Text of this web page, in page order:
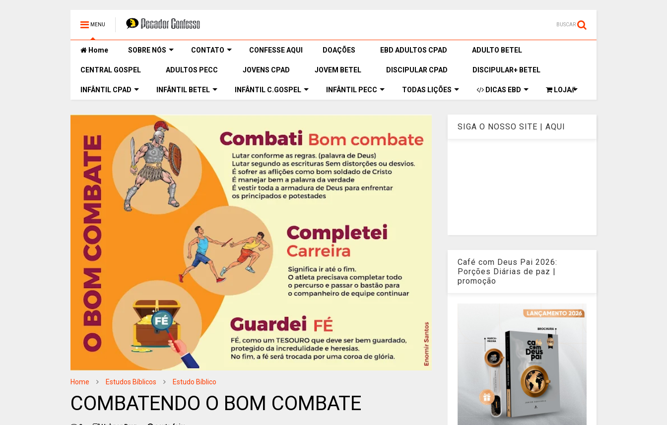
MENU BUSCAR
Home SOBRE NÓS CONTATO CONFESSE AQUI DOAÇÕES EBD ADULTOS CPAD ADULTO BETEL
CENTRAL GOSPEL ADULTOS PECC JOVENS CPAD JOVEM BETEL DISCIPULAR CPAD DISCIPULAR+ BETEL
INFÂNTIL CPAD INFÂNTIL BETEL INFÂNTIL C.GOSPEL INFÂNTIL PECC TODAS LIÇÕES DICAS EBD LOJA//
Home Estudos Bíblicos Estudo Bíblico
COMBATENDO O BOM COMBATE
SIGA O NOSSO SITE | AQUI
Café com Deus Pai 2026:
Porções Diárias de paz |
promoção